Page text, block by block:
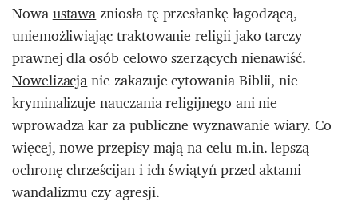
Nowaustawazniosła tę przesłankę łagodzącą,
uniemożliwiając traktowanie religii jako tarczy
prawnej dla osób celowo szerzących nienawiść.
Nowelizacjanie zakazuje cytowania Biblii, nie
kryminalizuje nauczania religijnego ani nie
wprowadza kar za publiczne wyznawanie wiary. Co
więcej, nowe przepisy mają na celu m.in. lepszą
ochronę chrześcijan i ich świątyń przed aktami
wandalizmu czy agresji.